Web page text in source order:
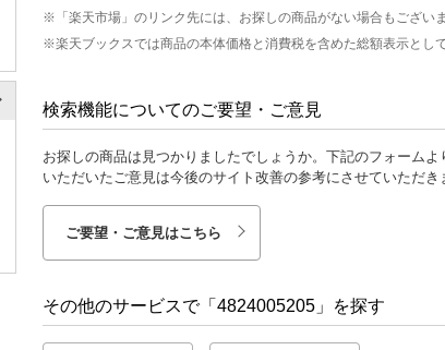
※「楽天市場」のリンク先には、お探しの商品がない場合もござい
※楽天ブックスでは商品の本体価格と消費税を含めた総額表示とし
検索機能についてのご要望・ご意見
お探しの商品は見つかりましたでしょうか。下記のフォーム
いただいたご意見は今後のサイト改善の参考にさせていただき
ご要望・ご意見はこちら
その他のサービスで「4824005205」を探す